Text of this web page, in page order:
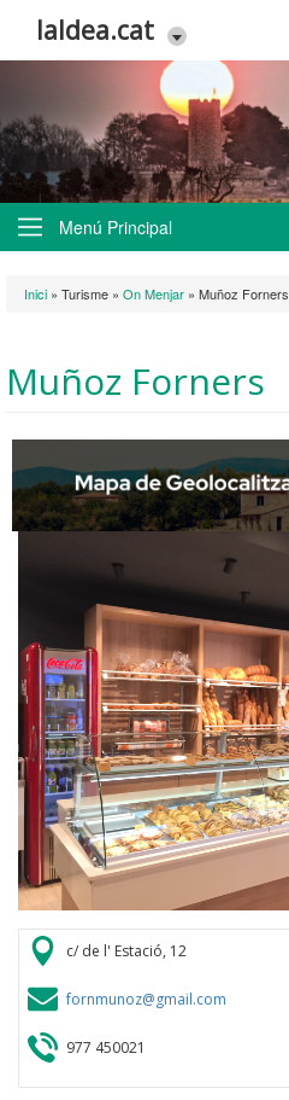
laldea.cat
Menú Principal
Esteu aquí
Inici » Turisme » On Menjar » Muñoz Forners
Muñoz Forners
c/ de l' Estació, 12
fornmunoz@gmail.com
977 450021